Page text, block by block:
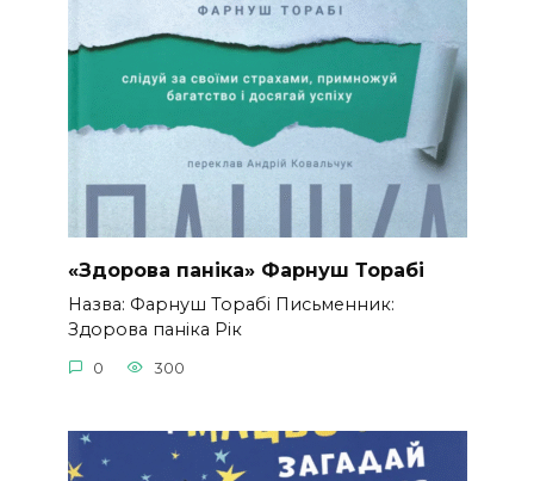
«Здорова паніка» Фарнуш Торабі
Назва: Фарнуш Торабі Письменник:
Здорова паніка Рік
0 300